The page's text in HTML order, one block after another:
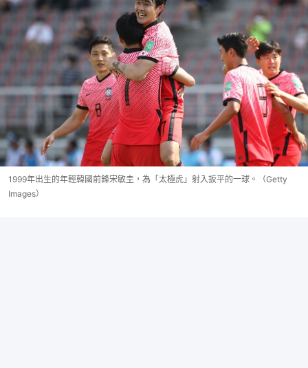
1999年出生的年輕韓國前鋒宋敏圭，為「太極虎」射入扳平的一球。（Getty
Images）